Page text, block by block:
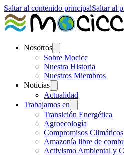
Saltar al contenido principalSaltar al
Nosotros
Sobre Mocicc
Nuestra Historia
Nuestros Miembros
Noticias
Actualidad
Trabajamos en
Transición Energética
Agroecología
Compromisos Climáticos
Amazonía libre de
Activismo Ambiental y